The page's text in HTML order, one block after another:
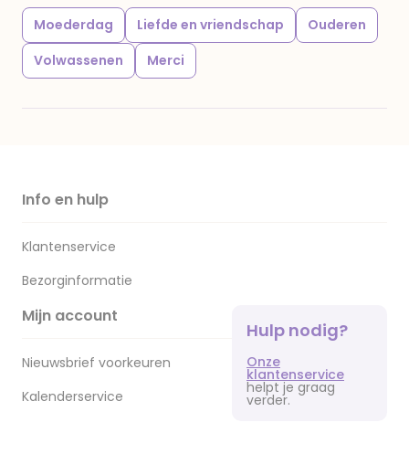
Moederdag Liefde en vriendschap
Ouderen
Volwassenen
Merci
Info en hulp
Klantenservice
Bezorginformatie
Mijn account
Nieuwsbrief voorkeuren
Kalenderservice
Hulp nodig?
Onze
klantenservice
helpt je graag
verder.